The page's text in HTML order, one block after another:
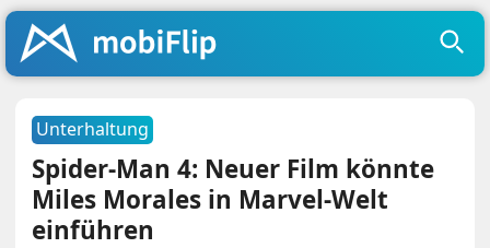
Unterhaltung
Spider-Man 4: Neuer Film könnte
Miles Morales in Marvel-Welt
einführen